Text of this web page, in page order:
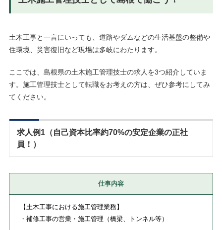
土木工事と一言にいっても、道路やダムなどの生活基盤の整備や
住環境、災害復旧など現場は多岐にわたります。
ここでは、島根県の土木施工管理技士の求人を3つ紹介していま
す。施工管理技士として転職をお考えの方は、ぜひ参考にしてみ
てください。
求人例1（自己資本比率約70%の安定企業の正社
員！）
仕事内容
【土木工事における施工管理業務】
・補修工事の営業・施工管理（橋梁、トンネル等）